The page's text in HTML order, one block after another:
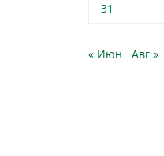
31
« Июн Авг »